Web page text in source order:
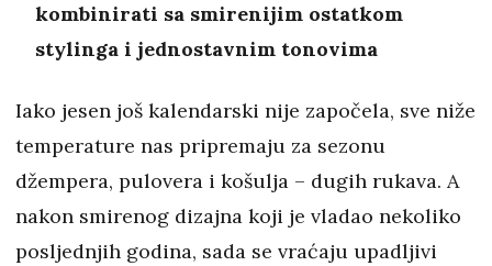
kombinirati sa smirenijim ostatkom
stylinga i jednostavnim tonovima
Iako jesen još kalendarski nije započela, sve niže
temperature nas pripremaju za sezonu
džempera, pulovera i košulja – dugih rukava. A
nakon smirenog dizajna koji je vladao nekoliko
posljednjih godina, sada se vraćaju upadljivi